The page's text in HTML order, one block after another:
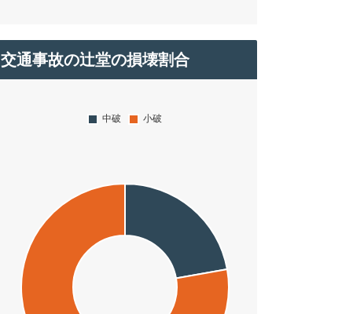
交通事故の辻堂の損壊割合